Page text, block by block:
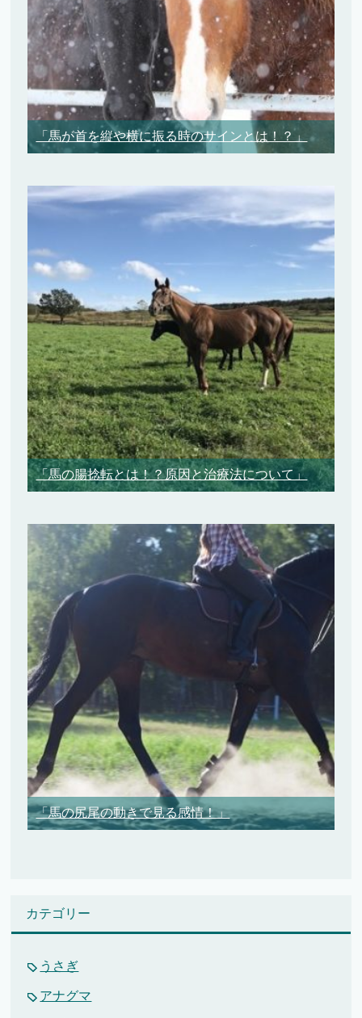
「馬が首を縦や横に振る時のサインとは！？」
「馬の腸捻転とは！？原因と治療法について」
「馬の尻尾の動きで見る感情！」
カテゴリー
うさぎ
アナグマ